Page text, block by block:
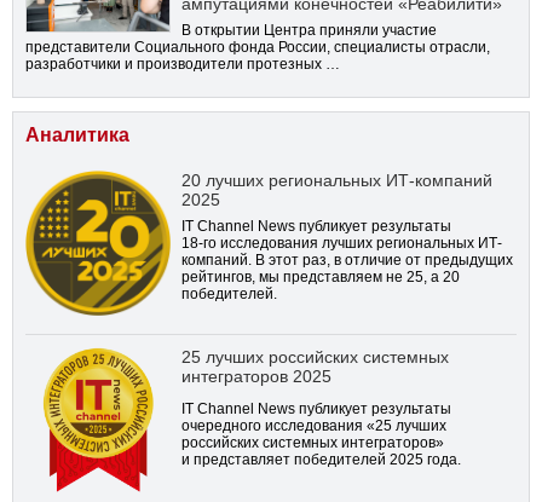
В открытии Центра приняли участие
представители Социального фонда России, специалисты отрасли,
разработчики и производители протезных …
Аналитика
20 лучших региональных ИТ-компаний
2025
IT Channel News публикует результаты
18-го исследования лучших региональных ИТ-
компаний. В этот раз, в отличие от предыдущих
рейтингов, мы представляем не 25, а 20
победителей.
25 лучших российских системных
интеграторов 2025
IT Channel News публикует результаты
очередного исследования «25 лучших
российских системных интеграторов»
и представляет победителей 2025 года.